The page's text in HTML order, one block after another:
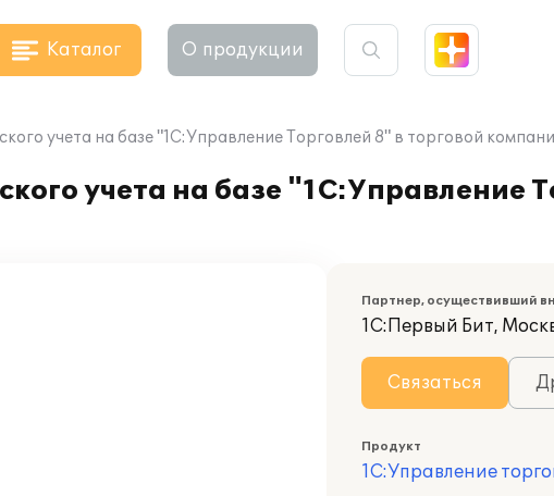
Каталог О продукции
учета на базе "1С:Управление Торговлей 8" в торговой
учета на базе "1С:Управление
Партнер, осуществивший
1С:Первый Бит,
Связаться
Продукт
1С:Управление